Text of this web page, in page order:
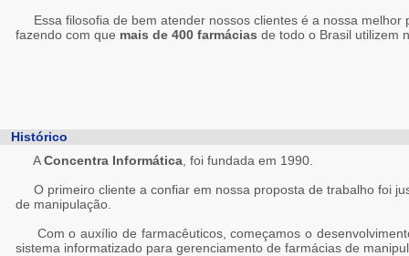
Essa filosofia de bem atender nossos clientes é a nossa melhor
fazendo com que mais de 400 farmácias de todo o Brasil utilizem
Histórico
AConcentra Informática , foi fundada em 1990.
O primeiro cliente a confiar em nossa proposta de trabalho foi
de manipulação.
Com o auxílio de farmacêuticos, começamos o
sistema informatizado para gerenciamento de farmácias de